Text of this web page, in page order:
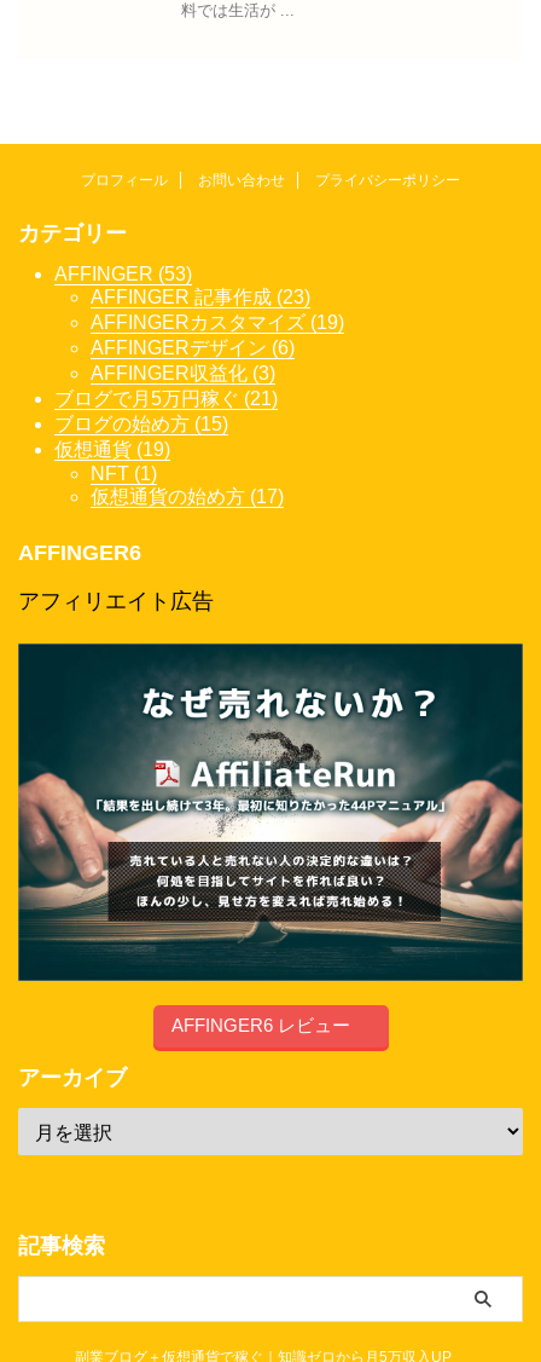
料では生活が ...
プロフィール お問い合わせ プライバシーポリシー
カテゴリー
AFFINGER (53)
AFFINGER 記事作成 (23)
AFFINGERカスタマイズ (19)
AFFINGERデザイン (6)
AFFINGER収益化 (3)
ブログで月5万円稼ぐ (21)
ブログの始め方 (15)
仮想通貨 (19)
NFT (1)
仮想通貨の始め方 (17)
AFFINGER6
アフィリエイト広告
AFFINGER6 レビュー
アーカイブ
記事検索
副業ブログ＋仮想通貨で稼ぐ｜知識ゼロから月5万収入UP